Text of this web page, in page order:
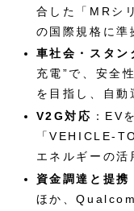
合した「MRシ
の国際規格に準
車社会・スタン
充電”で、安全
を目指し、自動
V2G対応 ：EV
「
エネルギーの活
資金調達と提携
ほか、